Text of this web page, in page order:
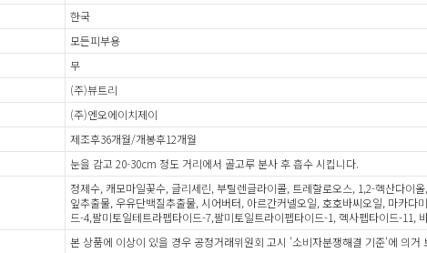
한국
모든피부용
무
(주)뷰트리
(주)엔오에이치제이
제조후36개월/개봉후12개월
눈을 감고 20-30cm 정도 거리에서 골고루 분사 후 흡수 시킵니다.
정제수, 캐모마일꽃수, 글리세린, 부틸렌글라이콜, 트레할로오스, 1,2-헥산다이
잎추출물, 우유단백질추출물, 시어버터, 아르간커넬오일, 호호바씨오일, 마카
드-4,팔미토일테트라펩타이드-7,팔미토일트라이펩타이드-1, 헥사펩타이드-
본 상품에 이상이 있을 경우 공정거래위원회 고시 '소비자분쟁해결 기준'에 의거